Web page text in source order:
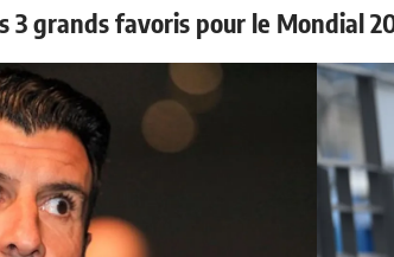
3 grands favoris pour le Mondial